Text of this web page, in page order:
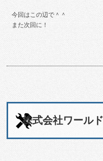
今回はこの辺で＾＾
また次回に！
株式会社ワール